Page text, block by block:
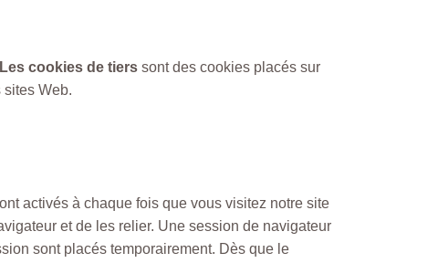
Les cookies de tiers sont des cookies placés sur
sites Web.
activés à chaque fois que vous visitez notre site
et de les relier. Une session de navigateur
sont placés temporairement. Dès que le